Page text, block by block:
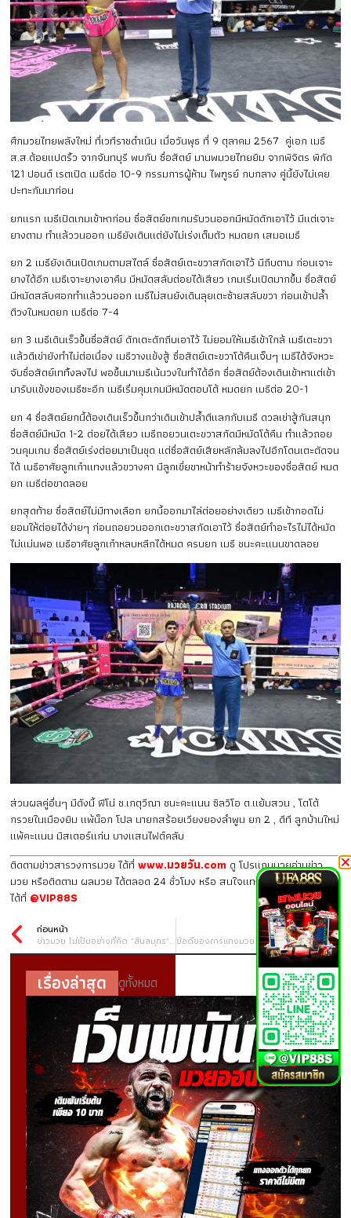
ศึกมวยไทยพลังใหม่ ที่เวทีราชดำเนิน เมื่อวันพุธ ที่ 9 ตุลาคม 2567 คู่เอก เมธี
ส.ส.ต้อยแปดริ้ว จากจันทบุรี พบกับ ซื่อสัตย์ มานพมวยไทยยิม จากพิจิตร พิกัด
121 ปอนด์ เรตเปิด เมธีต่อ 10-9 กรรมการผู้ห้าม ไพฑูรย์ กบกลาง คู่นี้ยังไม่เคย
ปะทะกันมาก่อน
ยกแรก เมธีเปิดเกมเข้าหาก่อน ซื่อสัตย์ชกเกมรับวนออกมีหมัดดักเอาไว้ มีแต่เจาะ
ยางตาม ทำแล้ววนออก เมธียังเดินแต่ยังไม่เร่งเต็มตัว หมดยก เสมอเมธี
ยก 2 เมธียังเดินเปิดเกมตามสไตล์ ซื่อสัตย์เตะขวาสกัดเอาไว้ มีถีบตาม ก่อนเจาะ
ยางได้อีก เมธีเจาะยางเอาคืน มีหมัดสลับต่อยได้เสียว เกมเริ่มเปิดมากขึ้น ซื่อสัตย์
มีหมัดสลับศอกทำแล้ววนออก เมธีไม่สนยังเดินลุยเตะซ้ายสลับขวา ก่อนเข้าปล้ำ
ตีวงในหมดยก เมธีต่อ 7-4
ยก 3 เมธีเดินเร็วขึ้นซื่อสัตย์ ดักเตะดักถีบเอาไว้ ไม่ยอมให้เมธีเข้าใกล้ เมธีเตะขวา
แล้วตีเข่ายังทำไม่ต่อเนื่อง เมธีวางแข้งสู้ ซื่อสัตย์เตะขวาโต้คืนเจ็บๆ เมธีได้จังหวะ
จับซื่อสัตย์เททิ้งลงไป พอขึ้นมาเมธีเน้นวงในทำได้อีก ซื่อสัตย์ต้องเดินเข้าหาแต่เข้า
มารับแข้งของเมธีซะอีก เมธีเริ่มคุมเกมมีหมัดตอบโต้ หมดยก เมธีต่อ 20-1
ยก 4 ซื่อสัตย์ยกนี้ต้องเดินเร็วขึ้นกว่าเดิมเข้าปล้ำตีแลกกับเมธี ดวลเข่าสู้กันสนุก
ซื่อสัตย์มีหมัด 1-2 ต่อยได้เสียว เมธีถอยวนเตะขวาสกัดมีหมัดโต้คืน ทำแล้วถอย
วนคุมเกม ซื่อสัตย์เร่งต่อยมาเป็นชุด แต่ซื่อสัตย์เสียหลักล้มลงไปอีกโดนเตะตัดจน
ได้ เมธีอาศัยลูกเก๋าแทงแล้วขวางคา มีลูกเขี่ยขาหน้าทำร้ายจังหวะของซื่อสัตย์ หมด
ยก เมธีต่อขาดลอย
ยกสุดท้าย ซื่อสัตย์ไม่มีทางเลือก ยกนี้ออกมาไล่ต่อยอย่างเดียว เมธีเข้ากอดไม่
ยอมให้ต่อยได้ง่ายๆ ก่อนถอยวนออกเตะขวาสกัดเอาไว้ ซื่อสัตย์ทำอะไรไม่ได้หมัด
ไม่แม่นพอ เมธีอาศัยลูกเก๋าหลบหลีกได้หมด ครบยก เมธี ชนะคะแนนขาดลอย
ส่วนผลคู่อื่นๆ มีดังนี้ ฟีโน่ ช.เกตุวีณา ชนะคะแนน ซิลวิโอ ต.แย้มสวน , โตโต้
กรวยในเมืองยิม แพ้น็อก โปล นายกสร้อยเวียงยองลำพูน ยก 2 , ดีที ลูกบ้านใหม่
แพ้คะแนน มิสเตอร์แก่น บางแสนไฟต์คลับ
ติดตามข่าวสารวงการมวย ได้ที่ www.มวยวัน.com ดู โปรแกมมวยอ่านข่าว
มวย หรือติดตาม ผลมวย ได้ตลอด 24 ชั่วโมง หรือ สนใจแทงมวยออนไลน์
ได้ที่ @VIP88S
ก่อนหน้า
ข่าวมวย ไม่เป็นอย่างที่คิด “สินสมุทร” ยอมรับยังมีภาพติดหัว แพ้แล้วกดดัน กังวลจนชกไม่ออก
ถัดไป
ข้อดีของการแทงมวย พักยก77 ทำไมถึงเป็นที่นิยมในหมู่นักเดิมพัน?
เรื่องล่าสุด ดูทั้งหมด